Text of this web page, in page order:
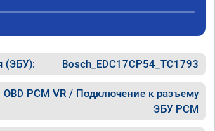
авто.Однозначно
как грамотного
(ЭБУ): Bosch_EDC17CP54_TC1793
OBD PCM VR / Подключение к разъему
ЭБУ PCM